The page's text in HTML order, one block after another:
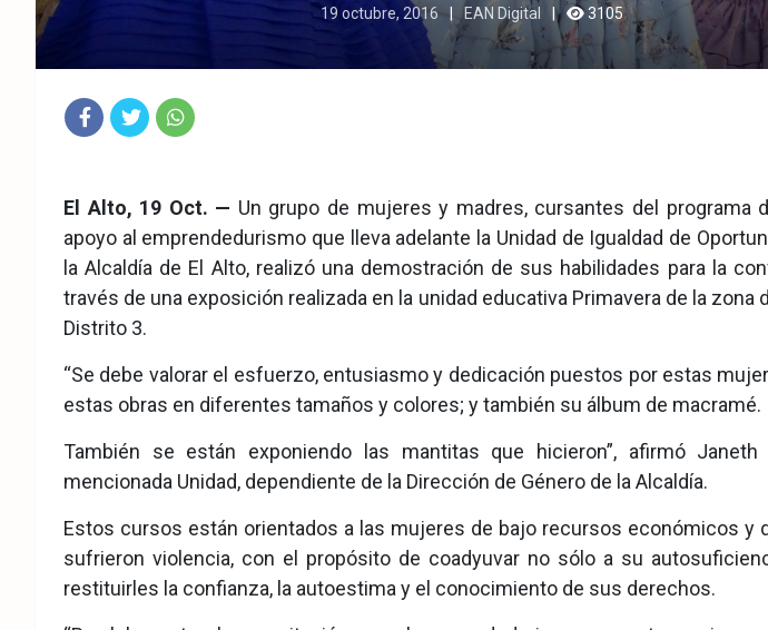
19 octubre, 2016 EAN Digital 3105
eb
ook
ter
tsA
pp
El Alto, 19 Oct. — Un grupo de mujeres y madres, cursantes del programa
apoyo al emprendedurismo que lleva adelante la Unidad de Igualdad de
la Alcaldía de El Alto, realizó una demostración de sus habilidades para la
través de una exposición realizada en la unidad educativa Primavera de la zona
Distrito 3.
“Se debe valorar el esfuerzo, entusiasmo y dedicación puestos por estas
estas obras en diferentes tamaños y colores; y también su álbum de macramé.
También se están exponiendo las mantitas que hicieron”, afirmó
mencionada Unidad, dependiente de la Dirección de Género de la Alcaldía.
Estos cursos están orientados a las mujeres de bajo recursos económicos y
sufrieron violencia, con el propósito de coadyuvar no sólo a su
restituirles la confianza, la autoestima y el conocimiento de sus derechos.